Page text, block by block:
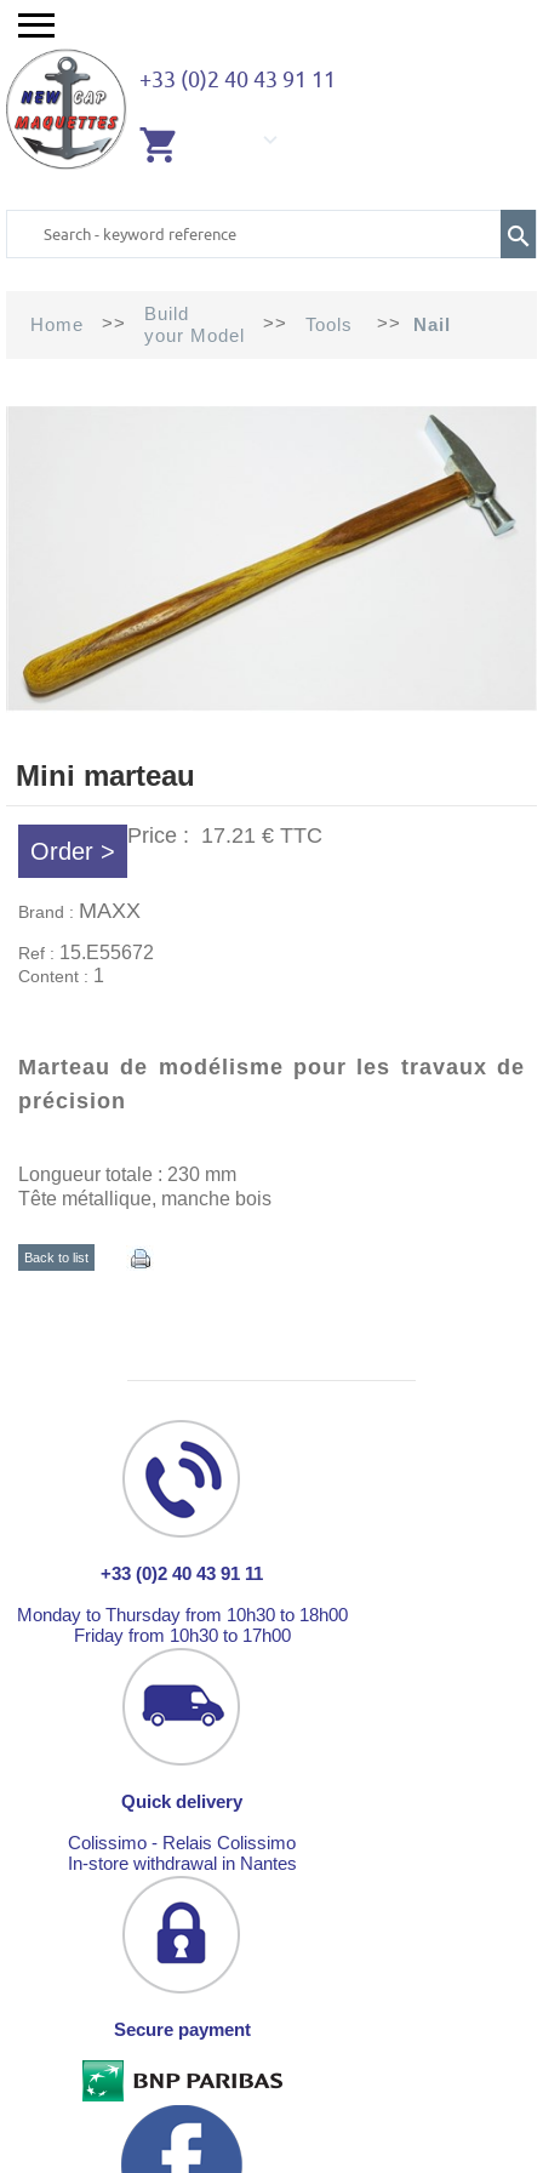
+33 (0)2 40 43 91 11
Home >>
Build
your Model
>> Tools >> Nail
Mini marteau
Order >
Price : 17.21 € TTC
Brand : MAXX
Ref : 15.E55672
Content : 1
Marteau de modélisme pour les travaux de
précision
Longueur totale : 230 mm
Tête métallique, manche bois
Back to list
+33 (0)2 40 43 91 11
Monday to Thursday from 10h30 to 18h00
Friday from 10h30 to 17h00
Quick delivery
Colissimo - Relais Colissimo
In-store withdrawal in Nantes
Secure payment